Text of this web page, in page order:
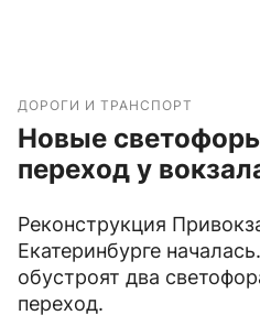
ДОРОГИ И ТРАНСПОРТ
Новые
переход у
Реконструкция
Екатеринбурге
обустроят два
переход.